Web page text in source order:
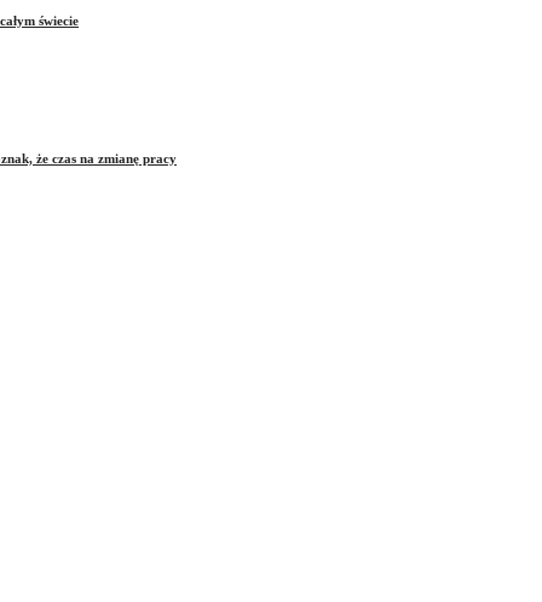
świecie
że czas na zmianę pracy